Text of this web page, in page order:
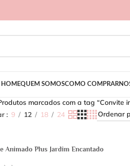
HOMEQUEM SOMOSCOMO COMPRAR
marcados com a tag “Convite
9 12 18 24
Animado Plus Jardim Encantado